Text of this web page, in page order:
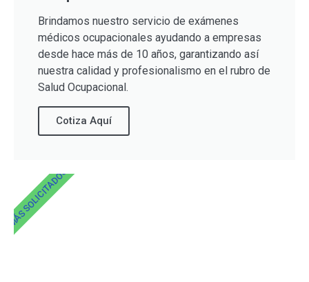
Brindamos nuestro servicio de exámenes
médicos ocupacionales ayudando a empresas
desde hace más de 10 años, garantizando así
nuestra calidad y profesionalismo en el rubro de
Salud Ocupacional.
Cotiza Aquí
MÁS SOLICITADOS